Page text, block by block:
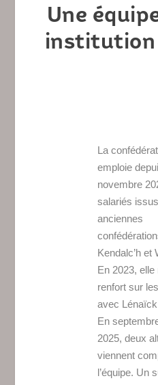
Une
La
emploie
novembre
salariés
anciennes
Kendalc’h et
En 2023, elle
renfort sur
avec
En
2025, deux
viennent
l’équipe. Un